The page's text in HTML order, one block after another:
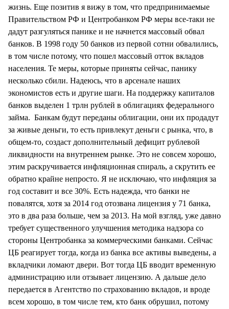
жизнь. Еще позитив я вижу в том, что предпринимаемые
Правительством РФ и Центробанком РФ меры все-таки не
дадут разгуляться панике и не начнется массовый обвал
банков. В 1998 году 50 банков из первой сотни обвалились,
в том числе потому, что пошел массовый отток вкладов
населения. Те меры, которые приняты сейчас, панику
несколько сбили. Надеюсь, что в арсенале наших
экономистов есть и другие шаги. На поддержку капиталов
банков выделен 1 трлн рублей в облигациях федерального
займа. Банкам будут переданы облигации, они их продадут
за живые деньги, то есть привлекут деньги с рынка, что, в
общем-то, создаст дополнительный дефицит рублевой
ликвидности на внутреннем рынке. Это не совсем хорошо,
этим раскручивается инфляционная спираль, а скрутить ее
обратно крайне непросто. Я не исключаю, что инфляция за
год составит и все 30%. Есть надежда, что банки не
повалятся, хотя за 2014 год отозвана лицензия у 71 банка,
это в два раза больше, чем за 2013. На мой взгляд, уже давно
требует существенного улучшения методика надзора со
стороны Центробанка за коммерческими банками. Сейчас
ЦБ реагирует тогда, когда из банка все активы выведены, а
вкладчики ломают двери. Вот тогда ЦБ вводит временную
администрацию или отзывает лицензию. А дальше дело
передается в Агентство по страхованию вкладов, и вроде
всем хорошо, в том числе тем, кто банк обрушил, потому